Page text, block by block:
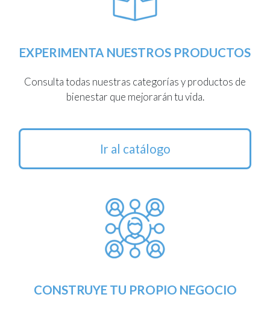
EXPERIMENTA NUESTROS PRODUCTOS
Consulta todas nuestras categorías y productos de
bienestar que mejorarán tu vida.
Ir al catálogo
CONSTRUYE TU PROPIO NEGOCIO